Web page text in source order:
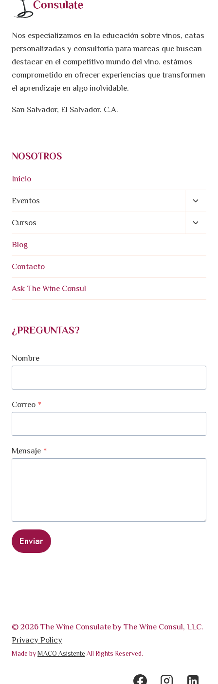
Nos especializamos en la educación sobre vinos, catas
personalizadas y consultoría para marcas que buscan
destacar en el competitivo mundo del vino. estámos
comprometido en ofrecer experiencias que transformen
el aprendizaje en algo inolvidable.
San Salvador, El Salvador. C.A.
NOSOTROS
Inicio
Eventos
Menú
Hijo
Cursos
Menú
Blog
Contacto
Ask The Wine Consul
¿PREGUNTAS?
Nombre
Correo *
Mensaje *
Enviar
© 2026 The Wine Consulate by The Wine Consul, LLC.
Privacy Policy
Made by MACO Asistente All Rights Reserved.